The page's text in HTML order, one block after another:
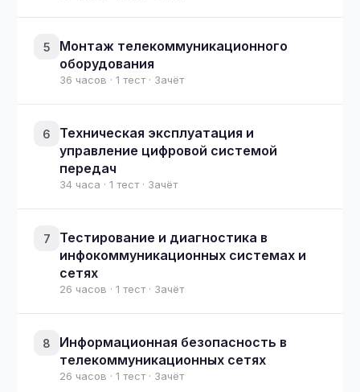
5
Монтаж телекоммуникационного
оборудования
36 часов · 1 тест · Зачёт
6
Техническая эксплуатация и
управление цифровой системой
передач
34 часа · 1 тест · Зачёт
7
Тестирование и диагностика в
инфокоммуникационных системах и
сетях
26 часов · 1 тест · Зачёт
8
Информационная безопасность в
телекоммуникационных сетях
26 часов · 1 тест · Зачёт